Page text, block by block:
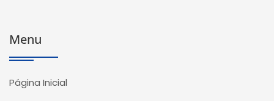
Menu
Página Inicial